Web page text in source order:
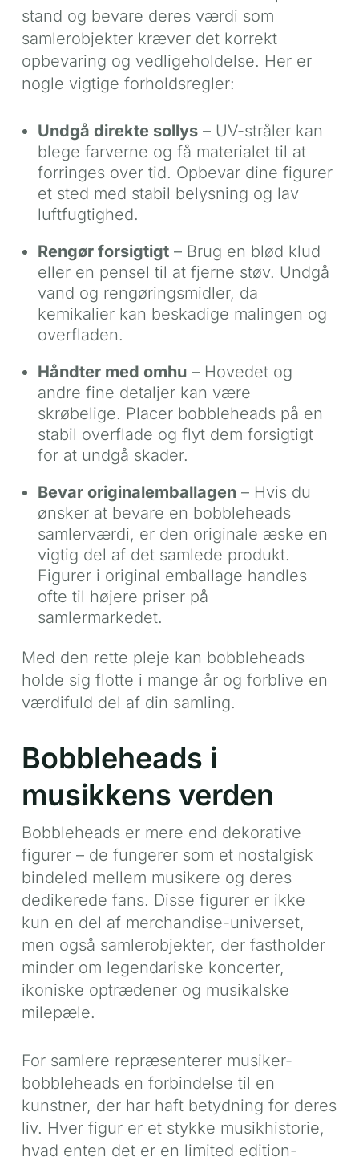
stand og bevare deres værdi som
samlerobjekter kræver det korrekt
opbevaring og vedligeholdelse. Her er
nogle vigtige forholdsregler:
Undgå direkte sollys– UV-stråler kan
blege farverne og få materialet til at
forringes over tid. Opbevar dine figurer
et sted med stabil belysning og lav
luftfugtighed.
Rengør forsigtigt– Brug en blød klud
eller en pensel til at fjerne støv. Undgå
vand og rengøringsmidler, da
kemikalier kan beskadige malingen og
overfladen.
Håndter med omhu– Hovedet og
andre fine detaljer kan være
skrøbelige. Placer bobbleheads på en
stabil overflade og flyt dem forsigtigt
for at undgå skader.
Bevar originalemballagen– Hvis du
ønsker at bevare en bobbleheads
samlerværdi, er den originale æske en
vigtig del af det samlede produkt.
Figurer i original emballage handles
ofte til højere priser på
samlermarkedet.
Med den rette pleje kan bobbleheads
holde sig flotte i mange år og forblive en
værdifuld del af din samling.
Bobbleheads i
musikkens verden
Bobbleheads er mere end dekorative
figurer – de fungerer som et nostalgisk
bindeled mellem musikere og deres
dedikerede fans. Disse figurer er ikke
kun en del af merchandise-universet,
men også samlerobjekter, der fastholder
minder om legendariske koncerter,
ikoniske optrædener og musikalske
milepæle.
For samlere repræsenterer musiker-
bobbleheads en forbindelse til en
kunstner, der har haft betydning for deres
liv. Hver figur er et stykke musikhistorie,
hvad enten det er en limited edition-